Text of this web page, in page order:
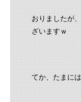
おりましたが
ざいますｗ
てか、たまに